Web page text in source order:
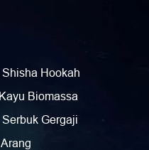
Hookah
Biomassa
Gergaji